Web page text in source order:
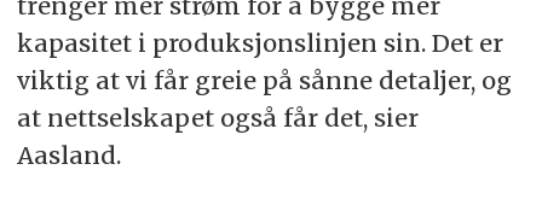
kapasitet i produksjonslinjen sin. Det er
viktig at vi får greie på sånne detaljer, og
at nettselskapet også får det, sier
Aasland.